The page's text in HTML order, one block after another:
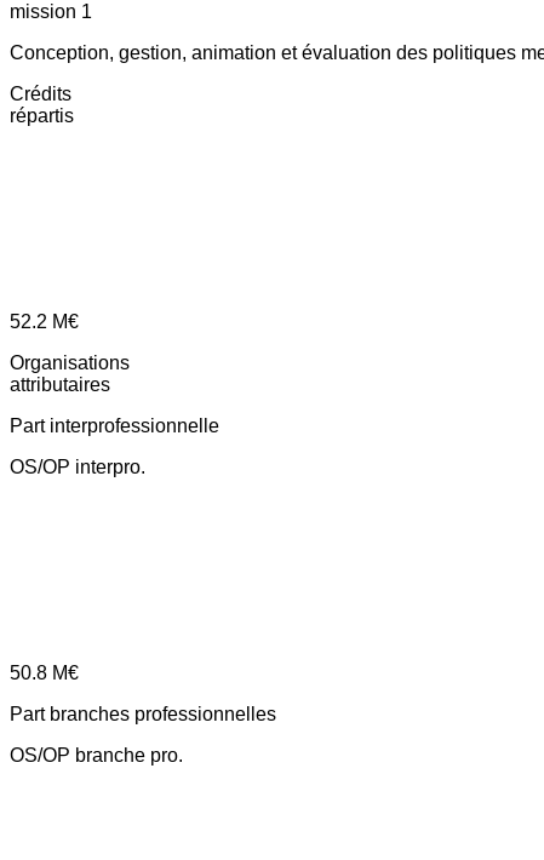
mission 1
Conception, gestion, animation et évaluation des politiques
Crédits
répartis
52.2 M€
Organisations
attributaires
Part interprofessionnelle
OS/OP interpro.
50.8 M€
Part branches professionnelles
OS/OP branche pro.